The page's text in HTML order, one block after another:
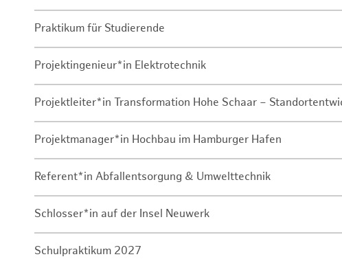
Praktikum für Studierende
Projektingenieur*in Elektrotechnik
Projektleiter*in Transformation Hohe Schaar –
Projektmanager*in Hochbau im Hamburger Hafen
Referent*in Abfallentsorgung & Umwelttechnik
Schlosser*in auf der Insel Neuwerk
Schulpraktikum 2027